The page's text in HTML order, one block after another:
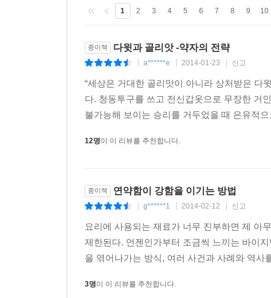
승리한 사람들이 의외로 많다는 것이다. 말콤
인종차별 등 피할 수 없는 역경 속에 숨겨진 강함
역경과 약점에 강함과 위대함이 숨겨져 있듯, 모
다른 한쪽을 떠받치고 있는 큰 축이다. 보통 우
숫자 이상으로 적어지면 동료로부터 배울 수 있
부모의 재산이 많을수록 자녀 양육이 수월할 것
U자 곡선’으로 설명한다. 모든 긍정적인 특징은
것도 아니라는 것이다. 적당량의 와인이 심장을
‘큰 물고기－작은 연못’ 이야기도 시사하는 바
사람에게 다 좋은 것은 아니다. 더 낮은 대학에
학생이 자기보다 더 큰 많은 물고기들을 보고 기
나라로 알려진 국가에서 자살률이 더 높은 것은
속하려 했던 더 높은 집단이 진정으로 우리를 행
정당성이 없는 힘은 항복이 아닌 반항을 낳는다.
1 2 3 4 5 6 7 8 9 10
종이책 다윗과 골리앗 -약자의 전략
a******e 2014-01-23 신고
“세상은 거대한 골리앗이 아니라 상처받은 다
다. 청동투구를 쓰고 전신갑옷으로 무장한 거
불가능해 보이는 승리를 거두었을 때 은유적
12명이 이 리뷰를 추천합니다.
종이책 연약함이 강함을 이기는 방법
g******1 2014-02-12 신고
요리에 사용되는 재료가 너무 진부하면 제 아
제한된다. 언젠인가부터 조금씩 느끼는 바이
을 엮어나가는 방식, 여러 사건과 사례와 역
3명이 이 리뷰를 추천합니다.